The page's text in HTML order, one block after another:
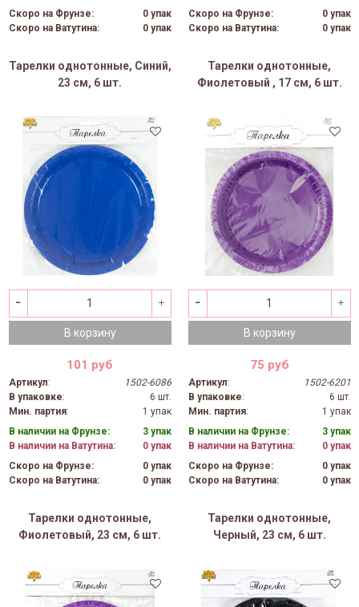
Скоро на Фрунзе:
0 упак
Скоро на Ватутина:
0 упак
Скоро на Фрунзе:
0 упак
Скоро на Ватутина:
0 упак
Тарелки однотонные, Синий,
23 см, 6 шт.
В корзину
101 руб
Артикул:
1502-6086
В упаковке:
6 шт.
Мин. партия:
1 упак
В наличии на Фрунзе:
3 упак
В наличии на Ватутина:
0 упак
Скоро на Фрунзе:
0 упак
Скоро на Ватутина:
0 упак
Тарелки однотонные,
Фиолетовый , 17 см, 6 шт.
В корзину
75 руб
Артикул:
1502-6201
В упаковке:
6 шт.
Мин. партия:
1 упак
В наличии на Фрунзе:
3 упак
В наличии на Ватутина:
0 упак
Скоро на Фрунзе:
0 упак
Скоро на Ватутина:
0 упак
Тарелки однотонные,
Фиолетовый, 23 см, 6 шт.
Тарелки однотонные,
Черный, 23 см, 6 шт.